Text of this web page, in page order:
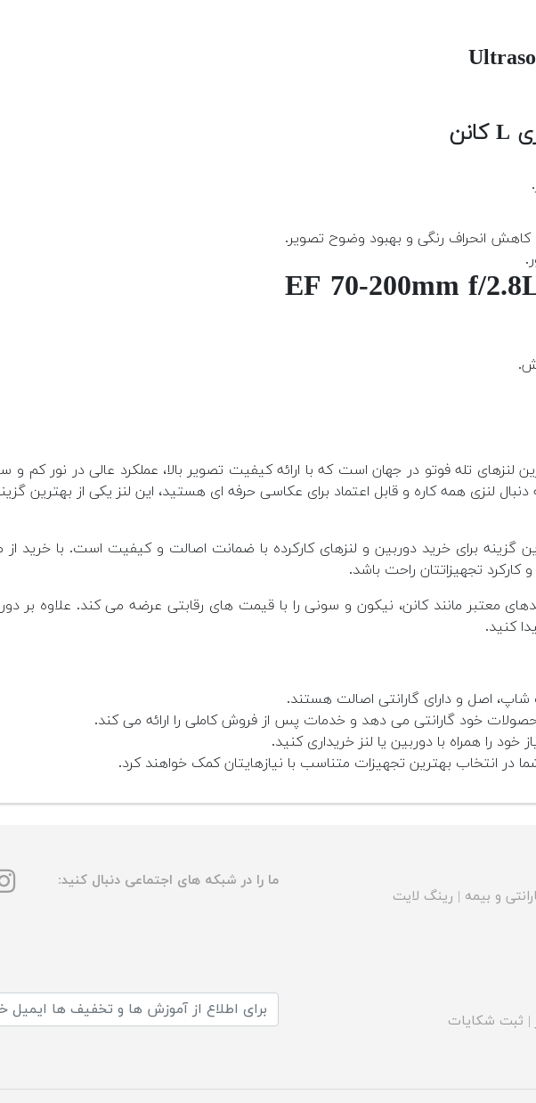
لنزهای تله فوتو در جهان است که با ارائه کیفیت تصویر بالا، عملکرد عالی در نور کم و
لنزی همه کاره و قابل اعتماد برای عکاسی حرفه ای هستید، این لنز یکی از بهترین
برای خرید دوربین و لنزهای کارکرده با ضمانت اصالت و کیفیت است. با خرید
تجهیزاتتان راحت باشد.
معتبر مانند کانن، نیکون و سونی را با قیمت های رقابتی عرضه می کند. علاوه بر
کنید.
اصل و دارای گارانتی اصالت هستند.
خود گارانتی می دهد و خدمات پس از فروش کاملی را ارائه می کند.
خود را همراه با دوربین یا لنز خریداری کنید.
انتخاب بهترین تجهیزات متناسب با نیازهایتان کمک خواهند کرد.
و بیمه | رینگ لایت
ما را در شبکه های اجتماعی دنبال کنید:
| ثبت شکایات